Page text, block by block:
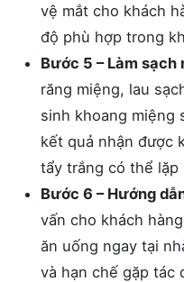
vệ mắt cho khách
độ phù hợp trong
Bước 5 – Làm sạch
răng miệng, lau
sinh khoang miệng
kết quả nhận được
tẩy trắng có thể lặp
Bước 6 – Hướng
vấn cho khách
ăn uống ngay tại
và hạn chế gặp tác